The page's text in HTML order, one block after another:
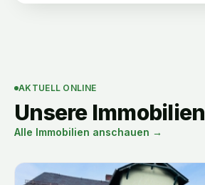
AKTUELL ONLINE
Unsere Immobilien
Alle Immobilien anschauen →